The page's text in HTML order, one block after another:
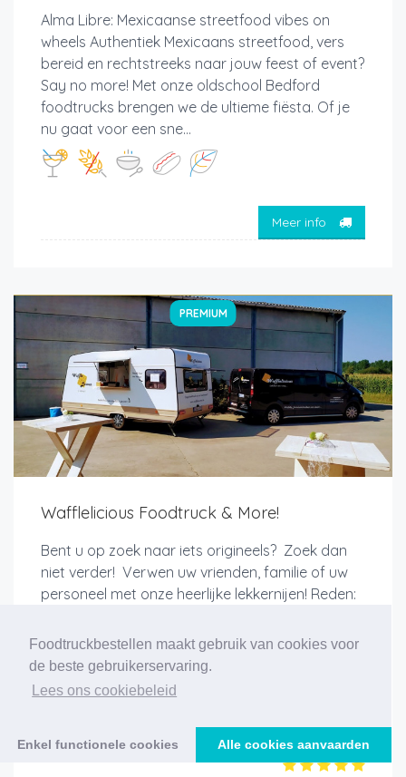
Foodtruckbestellen maakt gebruik van cookies voor
de beste gebruikerservaring.
Lees ons cookiebeleid
Enkel functionele cookies Alle cookies aanvaarden
Alma Libre: Mexicaanse streetfood vibes on
wheels Authentiek Mexicaans streetfood, vers
bereid en rechtstreeks naar jouw feest of event?
Say no more! Met onze oldschool Bedford
foodtrucks brengen we de ultieme fiësta. Of je
nu gaat voor een sne...
Meer info
PREMIUM
Wafflelicious Foodtruck & More!
Bent u op zoek naar iets origineels? Zoek dan
niet verder! Verwen uw vrienden, familie of uw
personeel met onze heerlijke lekkernijen! Reden:
een uitmuntende service. Po...
Meer info